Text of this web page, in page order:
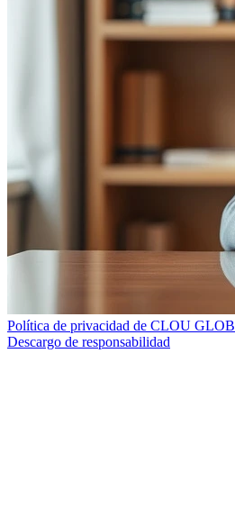
Política de privacidad de CLOU
Descargo de responsabilidad